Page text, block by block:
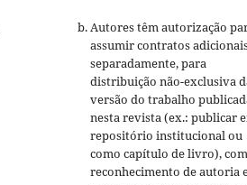
Autores têm autorização
assumir contratos
separadamente, para
distribuição não-exclusiva
versão do trabalho
nesta revista (ex.: publicar
repositório institucional ou
como capítulo de livro), com
reconhecimento de autoria